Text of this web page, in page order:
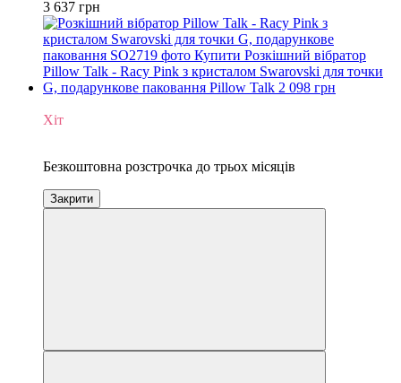
3 637 грн
Хіт
Безкоштовна розстрочка до трьох місяців
Закрити